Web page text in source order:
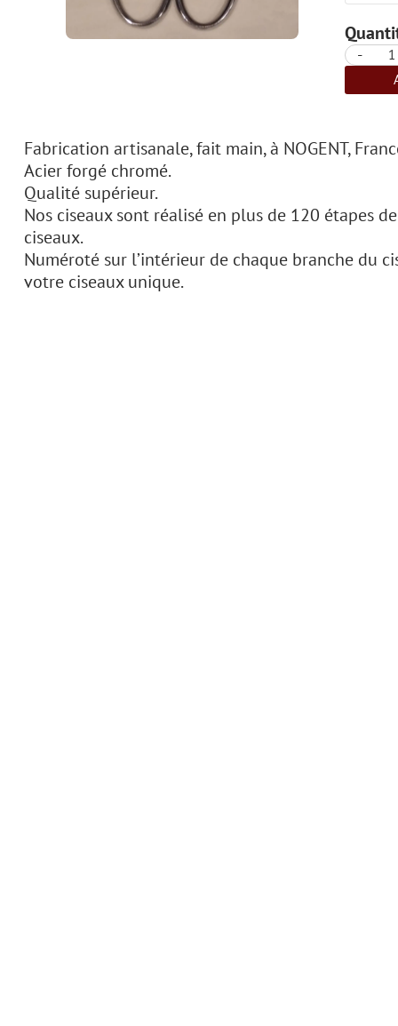
-
Fabrication artisanale, fait main, à NOGENT,
Acier forgé chromé.
Qualité supérieur.
Nos ciseaux sont réalisé en plus de 120 étapes
ciseaux.
Numéroté sur l’intérieur de chaque branche du
votre ciseaux unique.